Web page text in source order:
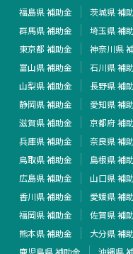
福島県 補助金
茨城県 補
群馬県 補助金
埼玉県 補
東京都 補助金
神奈川県
富山県 補助金
石川県 補
山梨県 補助金
長野県 補
静岡県 補助金
愛知県 補
滋賀県 補助金
京都府 補
兵庫県 補助金
奈良県 補
鳥取県 補助金
島根県 補
広島県 補助金
山口県 補
香川県 補助金
愛媛県 補
福岡県 補助金
佐賀県 補
熊本県 補助金
大分県 補
鹿児島県 補助金
沖縄県